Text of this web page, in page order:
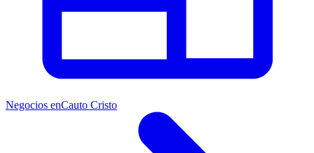
Negocios enCauto Cristo